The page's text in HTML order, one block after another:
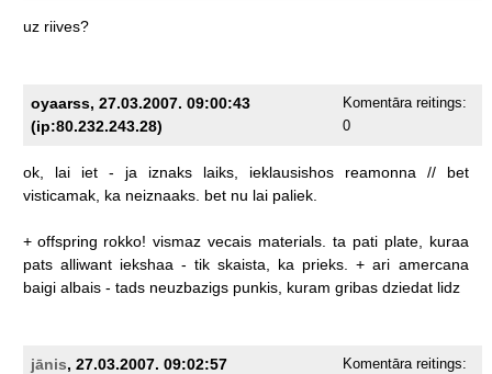
uz riives?
oyaarss, 27.03.2007. 09:00:43
(ip:80.232.243.28)
Komentāra reitings:
0
ok, lai iet - ja iznaks laiks, ieklausishos reamonna //
bet
visticamak, ka neiznaaks. bet nu lai paliek.
+ offspring rokko! vismaz vecais materials. ta pati plate,
kuraa
pats alliwant iekshaa - tik skaista, ka prieks. + ari amercana
baigi albais - tads neuzbazigs punkis, kuram gribas dziedat lidz
jānis, 27.03.2007. 09:02:57
Komentāra reitings: